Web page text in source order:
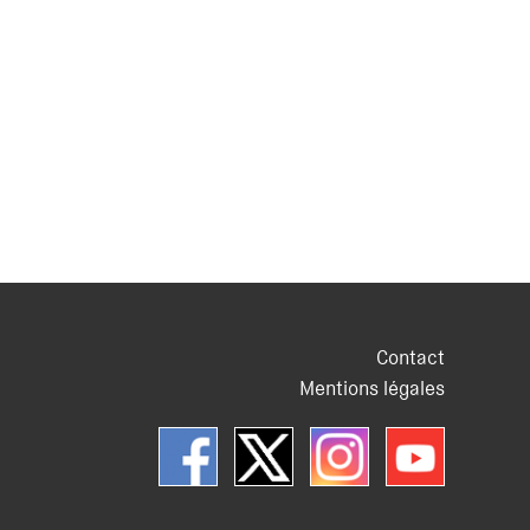
Contact
Mentions légales